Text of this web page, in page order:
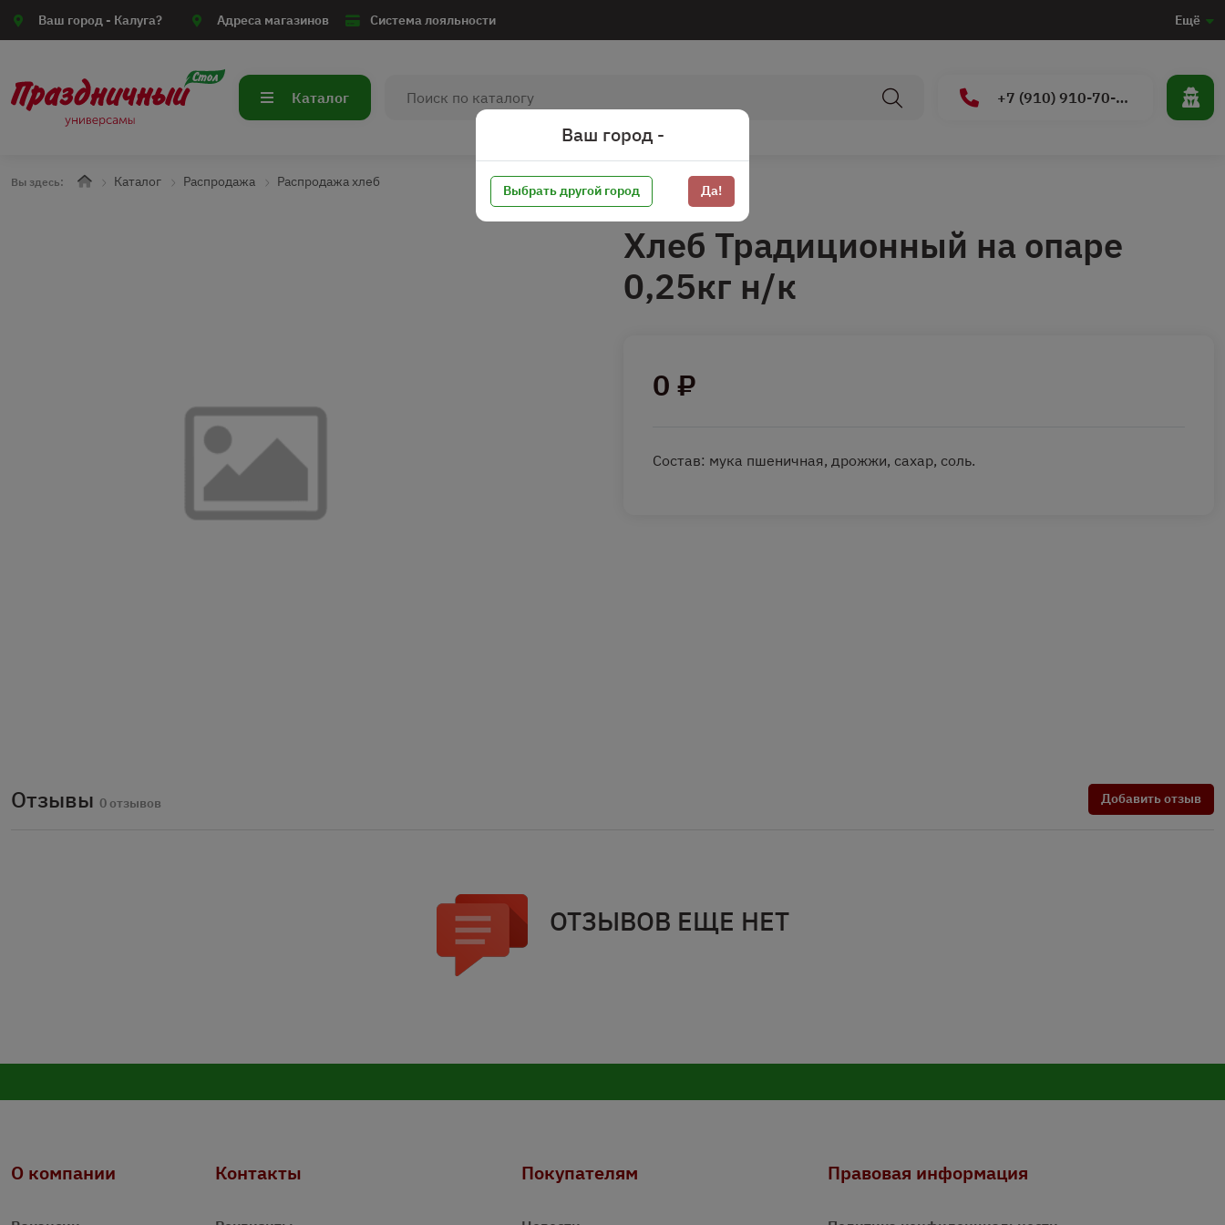
Ваш город - Калуга? Адреса магазинов Система лояльности Ещё
Каталог +7 (910) 910-70-15
Вы здесь: Каталог Распродажа Распродажа хлеб
Хлеб Традиционный на опаре
0,25кг н/к
0 ₽
Состав: мука пшеничная, дрожжи, сахар, соль.
Отзывы 0 отзывов Добавить отзыв
ОТЗЫВОВ ЕЩЕ НЕТ
О компании Контакты Покупателям Правовая информация
Ваш город -
Выбрать другой город Да!